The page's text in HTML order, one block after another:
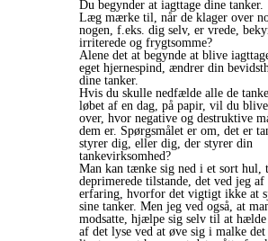
Du begynder at iagttage dine tanker.
Læg mærke til, når de klager over
nogen, f.eks. dig selv, er vrede,
irriterede og frygtsomme?
Alene det at begynde at blive
eget hjernespind, ændrer din
dine tanker.
Hvis du skulle nedfælde alle de
løbet af en dag, på papir, vil du
over, hvor negative og destruktive
dem er. Spørgsmålet er om, det er
styrer dig, eller dig, der styrer din
tankevirksomhed?
Man kan tænke sig ned i et sort hul,
deprimerede tilstande, det ved jeg af
erfaring, hvorfor det vigtigt ikke at
sine tanker. Men jeg ved også, at
modsatte, hjælpe sig selv til at
af det lyse ved at øve sig i malke